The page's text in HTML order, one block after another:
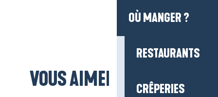
OÙ MANGER ?
RESTAURANTS
CRÊPERIES
VOUS AIMEREZ AUSSI...
Top 3 des lieux pour observer